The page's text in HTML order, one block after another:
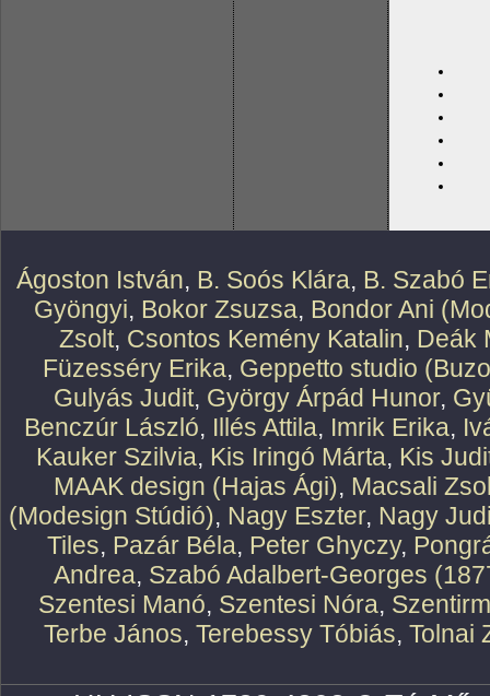
Ágoston István, B. Soós Klára, B. Szabó
Gyöngyi, Bokor Zsuzsa, Bondor Ani
Zsolt, Csontos Kemény Katalin, Deák
Füzesséry Erika, Geppetto studio
Gulyás Judit, György Árpád Hunor,
Benczúr László, Illés Attila, Imrik Erika,
Kauker Szilvia, Kis Iringó Márta, Kis
MAAK design (Hajas Ági), Macsali
(Modesign Stúdió), Nagy Eszter, Nagy
Tiles, Pazár Béla, Peter Ghyczy,
Andrea, Szabó Adalbert-Georges
Szentesi Manó, Szentesi Nóra,
Terbe János, Terebessy Tóbiás, Tolnai